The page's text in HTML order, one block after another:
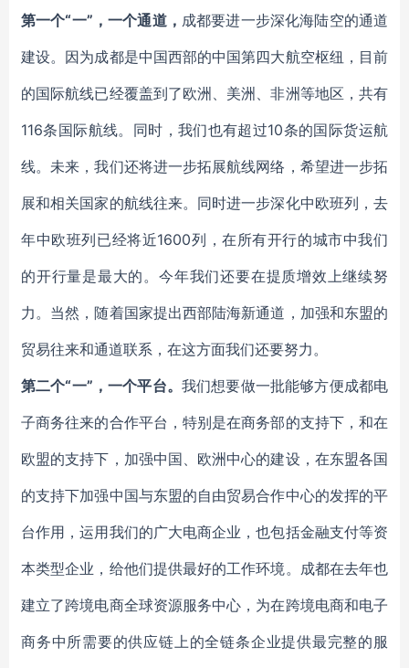
第一个“一”，一个通道， 成都要进一步深化海陆空的通道
建设。因为成都是中国西部的中国第四大航空枢纽，目前
的国际航线已经覆盖到了欧洲、美洲、非洲等地区，共有
116条国际航线。同时，我们也有超过10条的国际货运航
线。未来，我们还将进一步拓展航线网络，希望进一步拓
展和相关国家的航线往来。同时进一步深化中欧班列，去
年中欧班列已经将近1600列，在所有开行的城市中我们
的开行量是最大的。今年我们还要在提质增效上继续努
力。当然，随着国家提出西部陆海新通道，加强和东盟的
贸易往来和通道联系，在这方面我们还要努力。
第二个“一”，一个平台。 我们想要做一批能够方便成都电
子商务往来的合作平台，特别是在商务部的支持下，和在
欧盟的支持下，加强中国、欧洲中心的建设，在东盟各国
的支持下加强中国与东盟的自由贸易合作中心的发挥的平
台作用，运用我们的广大电商企业，也包括金融支付等资
本类型企业，给他们提供最好的工作环境。成都在去年也
建立了跨境电商全球资源服务中心，为在跨境电商和电子
商务中所需要的供应链上的全链条企业提供最完整的服